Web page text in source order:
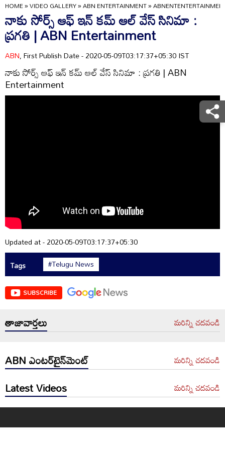
HOME»VIDEO GALLERY»ABN ENTERTAINMENT»
నాకు సోర్స్ ఆఫ్ ఇన్ కమ్ ఆల్ వేస్ సినిమా :
ప్రగతి | ABN Entertainment
ABN, First Publish Date - 2020-05-09T03:17:37+05:30 IST
నాకు సోర్స్ ఆఫ్ ఇన్ కమ్ ఆల్ వేస్ సినిమా : ప్రగతి | ABN
Entertainment
Updated at - 2020-05-09T03:17:37+05:30
Tags
#Telugu News
SUBSCRIBE
తాజావార్తలు మరిన్ని చదవండి
ABN ఎంటర్‌టైన్‌మెంట్ మరిన్ని చదవండి
Latest Videos మరిన్ని చదవండి